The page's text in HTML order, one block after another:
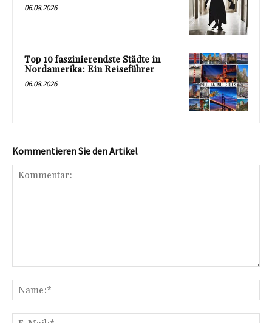
06.08.2026
Top 10 faszinierendste Städte in
Nordamerika: Ein Reiseführer
06.08.2026
Kommentieren Sie den Artikel